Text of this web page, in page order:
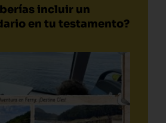
incluir un
en tu testamento?